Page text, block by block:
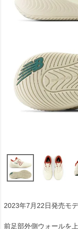
2023年7月22日発売モ
前足部外側ウォールを